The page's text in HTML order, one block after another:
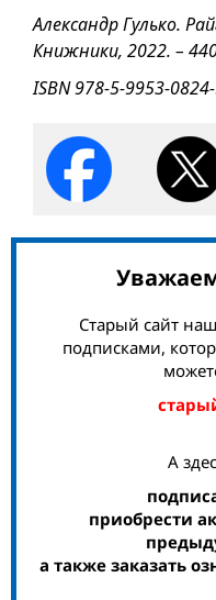
Александр Гулько.
Книжники, 2022. –
ISBN 978-5-9953-
Старый сайт
подписками,
А
приобрести
а также заказать